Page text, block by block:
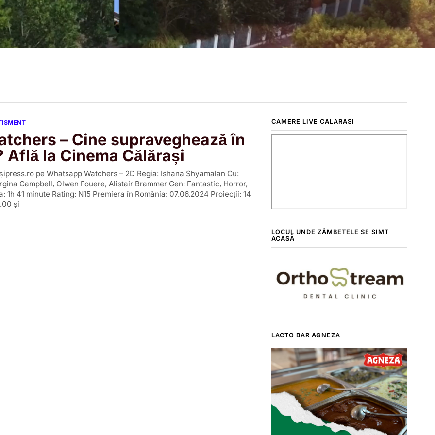
– Cine supraveghează în
Află la Cinema Călărași
pe Whatsapp Watchers – 2D Regia: Ishana Shyamalan Cu:
Campbell, Olwen Fouere, Alistair Brammer Gen: Fantastic, Horror,
1h 41 minute Rating: N15 Premiera în România: 07.06.2024 Proiecții: 14
și
CAMERE LIVE CALARASI
LOCUL UNDE ZÂMBETELE SE SIMT
ACASĂ
LACTO BAR AGNEZA